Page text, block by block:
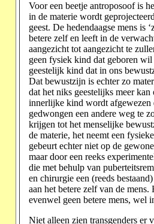
Voor een beetje antroposoof is
in de materie wordt
geest. De hedendaagse mens is
betere zelf en leeft in de
aangezicht tot aangezicht te
geen fysiek kind dat geboren wil
geestelijk kind dat in ons
Dat bewustzijn is echter zo
dat het niks geestelijks meer
innerlijke kind wordt afgewezen
gedwongen een andere weg te
krijgen tot het menselijke
de materie, het neemt een
gebeurt echter niet op de
maar door een reeks
die met behulp van
en chirurgie een (reeds bestaand)
aan het betere zelf van de mens.
evenwel geen betere mens, wel
Niet alleen zien transgenders er